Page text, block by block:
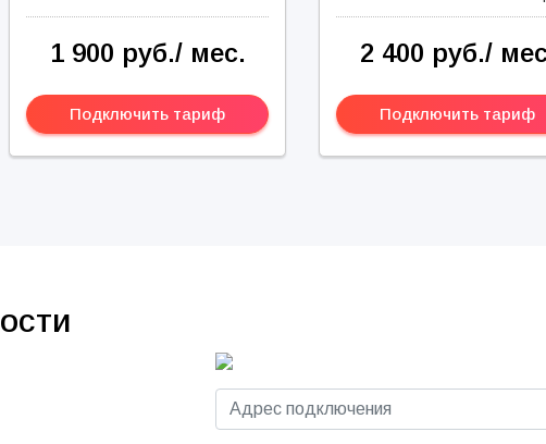
1 900 руб./ мес.
Подключить тариф
2 400 руб./
Подключить тариф